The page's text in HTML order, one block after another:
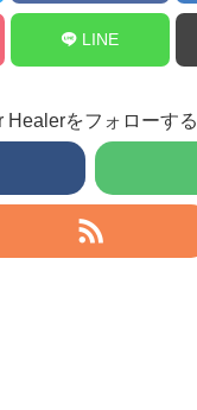
LINE
Healerをフォローする